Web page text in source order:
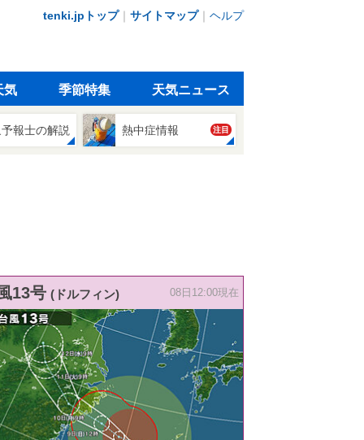
tenki.jpトップ｜ サイトマップ｜ ヘルプ
気 季節特集 天気ニュース
報士の解説 熱中症情報 注目
13号 (ドルフィン) 08日12:00現在